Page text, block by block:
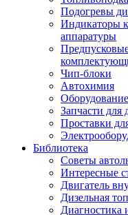
Подогревы
Индикаторы
аппаратуры
Чип-блоки
Автохимия
Запчасти для
Проставки
Библиотека
Советы
Интересные
Двигатель
Дизельная
Диагностика